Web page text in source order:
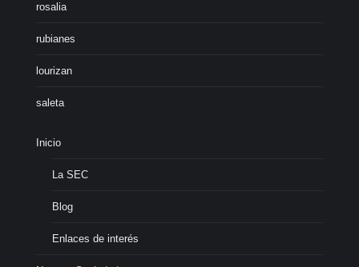
rosalia
rubianes
lourizan
saleta
Inicio
La SEC
Blog
Enlaces de interés